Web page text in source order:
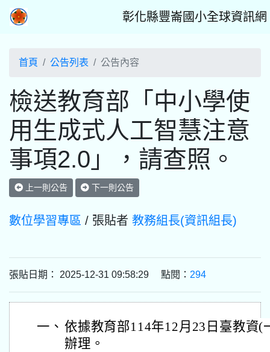
彰化縣豐崙國小全球資訊網
首頁 公告列表 公告內容
檢送教育部「中小學使
用生成式人工智慧注意
事項2.0」，請查照。
上一則公告 下一則公告
數位學習專區 / 張貼者 教務組長(資訊組長)
張貼日期： 2025-12-31 09:58:29 點閱： 294
一、 依據教育部114年12月23日臺教資(
辦理。